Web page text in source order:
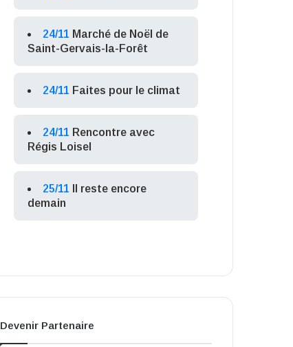
24/11 Marché de Noël de
Saint-Gervais-la-Forêt
24/11 Faites pour le climat
24/11 Rencontre avec
Régis Loisel
25/11
Il reste encore
demain
Devenir Partenaire